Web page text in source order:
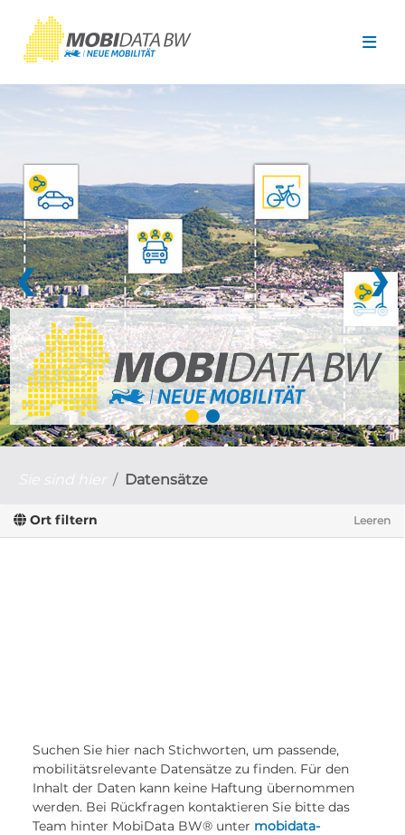
❮ ❯
Datensätze
Ort filtern Leeren
Suchen Sie hier nach Stichworten, um passende,
mobilitätsrelevante Datensätze zu finden. Für den
Inhalt der Daten kann keine Haftung übernommen
werden. Bei Rückfragen kontaktieren Sie bitte das
Team hinter MobiData BW® unter mobidata-